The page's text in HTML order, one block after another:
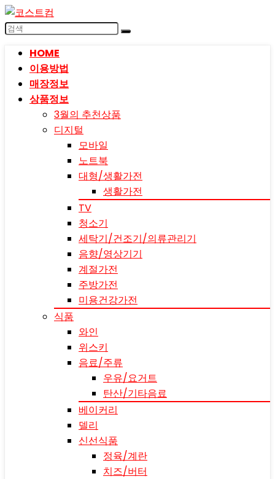
HOME
이용방법
매장정보
상품정보
3월의 추천상품
디지털
모바일
노트북
대형/생활가전
생활가전
TV
청소기
세탁기/건조기/의류관리기
음향/영상기기
계절가전
주방가전
미용건강가전
식품
와인
위스키
음료/주류
우유/요거트
탄산/기타음료
베이커리
델리
신선식품
정육/계란
치즈/버터